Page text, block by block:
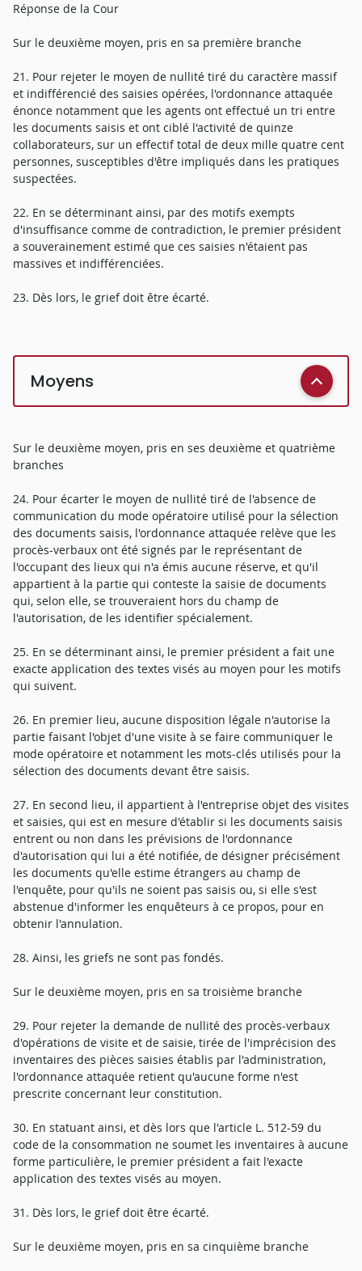
Réponse de la Cour
Sur le deuxième moyen, pris en sa première branche
21. Pour rejeter le moyen de nullité tiré du caractère massif
et indifférencié des saisies opérées, l'ordonnance attaquée
énonce notamment que les agents ont effectué un tri entre
les documents saisis et ont ciblé l'activité de quinze
collaborateurs, sur un effectif total de deux mille quatre cent
personnes, susceptibles d'être impliqués dans les pratiques
suspectées.
22. En se déterminant ainsi, par des motifs exempts
d'insuffisance comme de contradiction, le premier président
a souverainement estimé que ces saisies n'étaient pas
massives et indifférenciées.
23. Dès lors, le grief doit être écarté.
Moyens
Sur le deuxième moyen, pris en ses deuxième et quatrième
branches
24. Pour écarter le moyen de nullité tiré de l'absence de
communication du mode opératoire utilisé pour la sélection
des documents saisis, l'ordonnance attaquée relève que les
procès-verbaux ont été signés par le représentant de
l'occupant des lieux qui n'a émis aucune réserve, et qu'il
appartient à la partie qui conteste la saisie de documents
qui, selon elle, se trouveraient hors du champ de
l'autorisation, de les identifier spécialement.
25. En se déterminant ainsi, le premier président a fait une
exacte application des textes visés au moyen pour les motifs
qui suivent.
26. En premier lieu, aucune disposition légale n'autorise la
partie faisant l'objet d'une visite à se faire communiquer le
mode opératoire et notamment les mots-clés utilisés pour la
sélection des documents devant être saisis.
27. En second lieu, il appartient à l'entreprise objet des visites
et saisies, qui est en mesure d'établir si les documents saisis
entrent ou non dans les prévisions de l'ordonnance
d'autorisation qui lui a été notifiée, de désigner précisément
les documents qu'elle estime étrangers au champ de
l'enquête, pour qu'ils ne soient pas saisis ou, si elle s'est
abstenue d'informer les enquêteurs à ce propos, pour en
obtenir l'annulation.
28. Ainsi, les griefs ne sont pas fondés.
Sur le deuxième moyen, pris en sa troisième branche
29. Pour rejeter la demande de nullité des procès-verbaux
d'opérations de visite et de saisie, tirée de l'imprécision des
inventaires des pièces saisies établis par l'administration,
l'ordonnance attaquée retient qu'aucune forme n'est
prescrite concernant leur constitution.
30. En statuant ainsi, et dès lors que l'article L. 512-59 du
code de la consommation ne soumet les inventaires à aucune
forme particulière, le premier président a fait l'exacte
application des textes visés au moyen.
31. Dès lors, le grief doit être écarté.
Sur le deuxième moyen, pris en sa cinquième branche